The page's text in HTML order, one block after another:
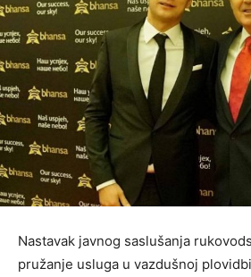
Nastavak javnog saslušanja
pružanje usluga u vazdušnoj